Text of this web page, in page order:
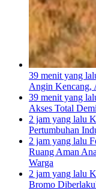
39 menit yang
Angin Kencang,
39 menit yang
Akses Total
2 jam yang lalu
Pertumbuhan
2 jam yang lalu
Ruang Aman
Warga
2 jam yang lalu
Bromo